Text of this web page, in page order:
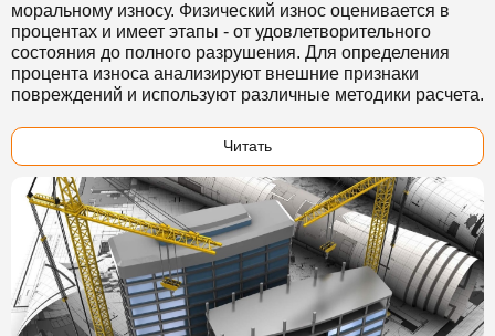
моральному износу. Физический износ оценивается в
процентах и имеет этапы - от удовлетворительного
состояния до полного разрушения. Для определения
процента износа анализируют внешние признаки
повреждений и используют различные методики расчета.
Читать